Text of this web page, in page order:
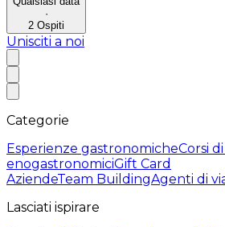
·
2 Ospiti
Unisciti a noi
Categorie
Esperienze gastronomicheCorsi
enogastronomiciGift Card
AziendeTeam BuildingAgenti di
Lasciati ispirare